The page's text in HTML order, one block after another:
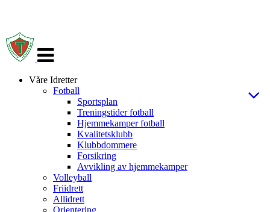
navigasjon
Våre Idretter
Fotball
Sportsplan
Treningstider fotball
Hjemmekamper fotball
Kvalitetsklubb
Klubbdommere
Forsikring
Avvikling av hjemmekamper
Volleyball
Friidrett
Allidrett
Orientering